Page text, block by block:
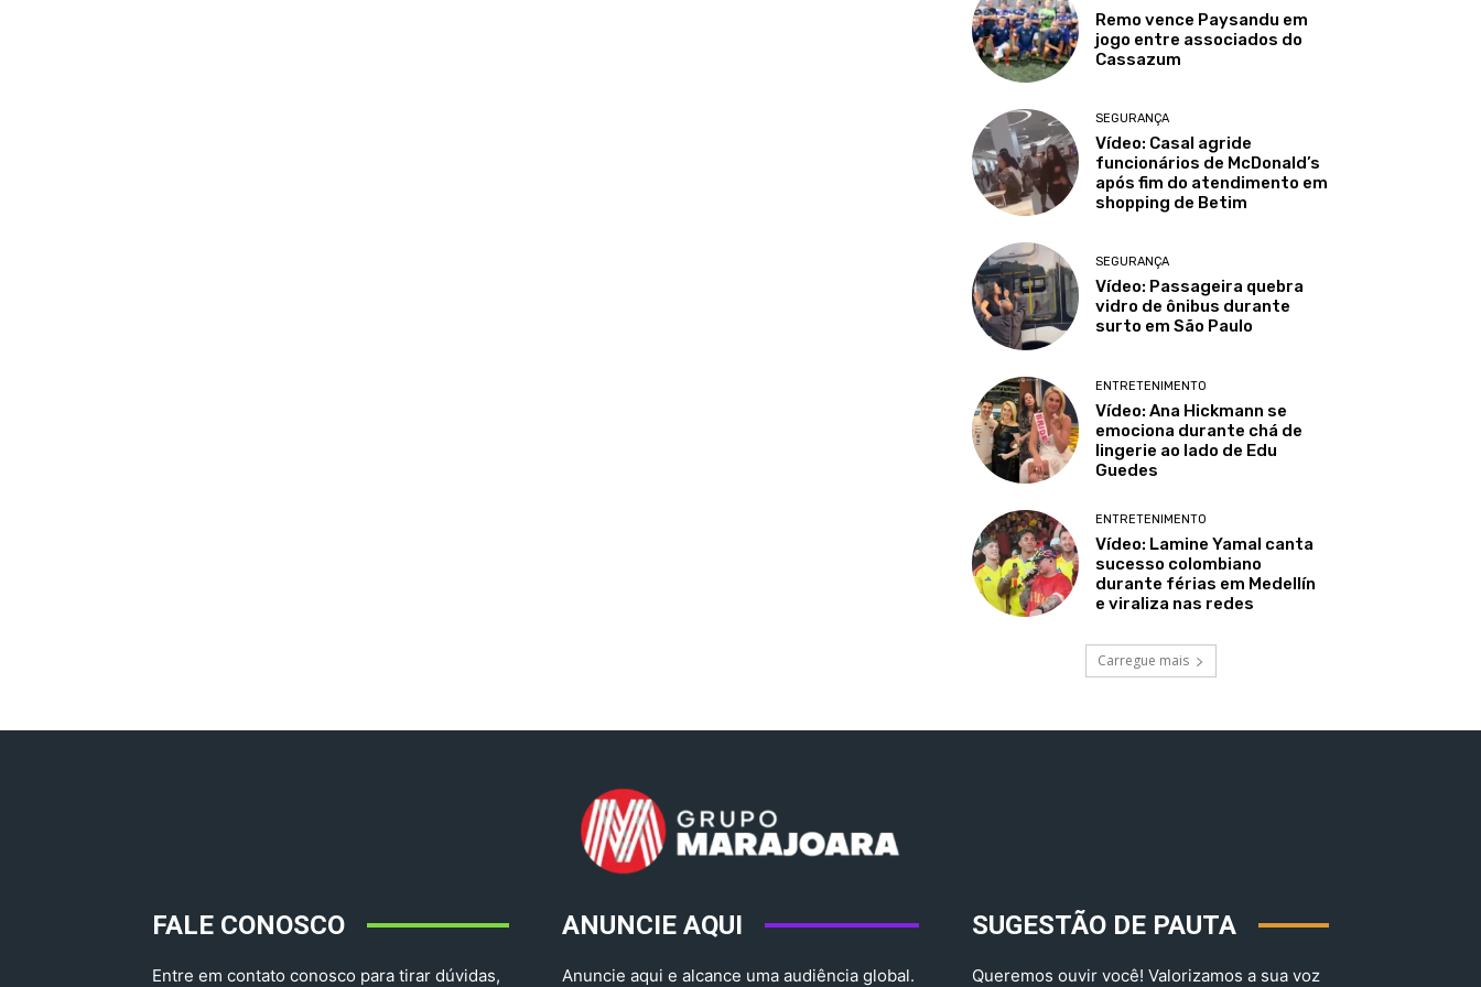
Remo vence Paysandu em
jogo entre associados do
Cassazum
SEGURANÇA
Vídeo: Casal agride
funcionários de McDonald’s
após fim do atendimento em
shopping de Betim
SEGURANÇA
Vídeo: Passageira quebra
vidro de ônibus durante
surto em São Paulo
ENTRETENIMENTO
Vídeo: Ana Hickmann se
emociona durante chá de
lingerie ao lado de Edu
Guedes
ENTRETENIMENTO
Vídeo: Lamine Yamal canta
sucesso colombiano
durante férias em Medellín
e viraliza nas redes
Carregue mais
FALE CONOSCO
Entre em contato conosco para tirar dúvidas,
ANUNCIE AQUI
Anuncie aqui e alcance uma audiência global.
SUGESTÃO DE PAUTA
Queremos ouvir você! Valorizamos a sua voz